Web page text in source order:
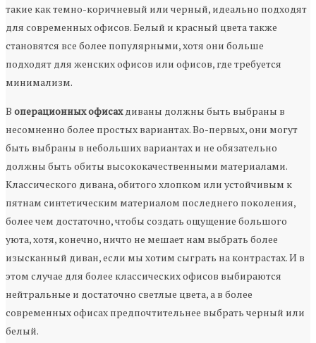
такие как темно-коричневый или черный, идеально подходят
для современных офисов. Белый и красный цвета также
становятся все более популярными, хотя они больше
подходят для женских офисов или офисов, где требуется
минимализм.
В операционных офисахдиваны должны быть выбраны в
несомненно более простых вариантах. Во-первых, они могут
быть выбраны в небольших вариантах и не обязательно
должны быть обиты высококачественными материалами.
Классического дивана, обитого хлопком или устойчивым к
пятнам синтетическим материалом последнего поколения,
более чем достаточно, чтобы создать ощущение большого
уюта, хотя, конечно, ничто не мешает нам выбрать более
изысканный диван, если мы хотим сыграть на контрастах. И в
этом случае для более классических офисов выбираются
нейтральные и достаточно светлые цвета, а в более
современных офисах предпочтительнее выбрать черный или
белый.